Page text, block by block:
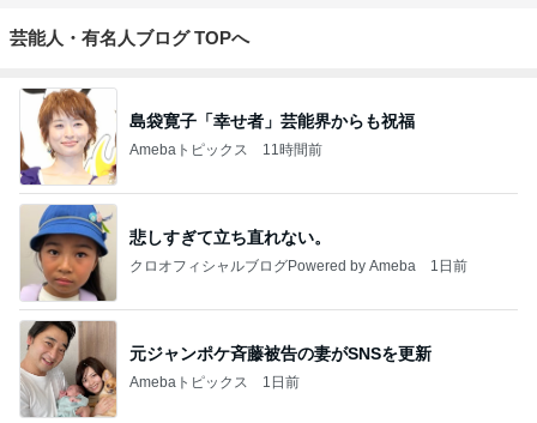
芸能人・有名人ブログ TOPへ
島袋寛子「幸せ者」芸能界からも祝福
Amebaトピックス 11時間前
悲しすぎて立ち直れない。
クロオフィシャルブログPowered by Ameba 1日前
元ジャンポケ斉藤被告の妻がSNSを更新
Amebaトピックス 1日前